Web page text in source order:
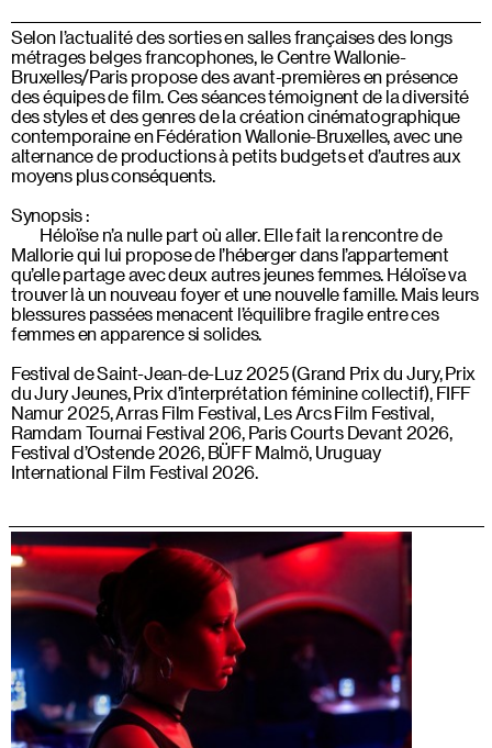
Selon l’actualité des sorties en salles françaises des longs
métrages belges francophones, le Centre Wallonie-
Bruxelles/Paris propose des avant-premières en présence
des équipes de film. Ces séances témoignent de la diversité
des styles et des genres de la création cinématographique
contemporaine en Fédération Wallonie-Bruxelles, avec une
alternance de productions à petits budgets et d’autres aux
moyens plus conséquents.
Synopsis :
Héloïse n’a nulle part où aller. Elle fait la rencontre de
Mallorie qui lui propose de l’héberger dans l’appartement
qu’elle partage avec deux autres jeunes femmes. Héloïse va
trouver là un nouveau foyer et une nouvelle famille. Mais leurs
blessures passées menacent l’équilibre fragile entre ces
femmes en apparence si solides.
Festival de Saint-Jean-de-Luz 2025 (Grand Prix du Jury, Prix
du Jury Jeunes, Prix d’interprétation féminine collectif), FIFF
Namur 2025, Arras Film Festival, Les Arcs Film Festival,
Ramdam Tournai Festival 206, Paris Courts Devant 2026,
Festival d’Ostende 2026, BÜFF Malmö, Uruguay
International Film Festival 2026.